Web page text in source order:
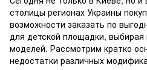
столицы регионах Украины
возможности заказать по
для детской площадки, выбирая
моделей. Рассмотрим кратко
недостатки различных